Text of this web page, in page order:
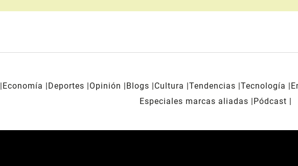
Economía Deportes Opinión Blogs Cultura Tendencias Tecnología
Especiales marcas aliadas
Pódcast